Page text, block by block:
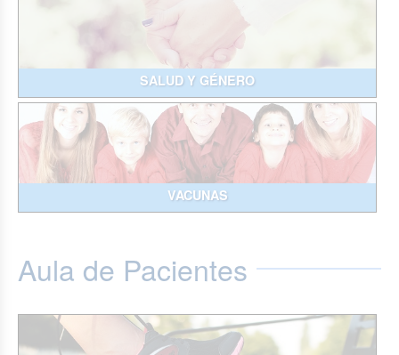
SALUD Y GÉNERO
VACUNAS
Aula de Pacientes